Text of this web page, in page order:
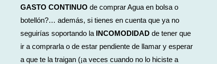
GASTOCONTINUO de comprar Agua en bolsa o
botellón?… además, si tienes en cuenta que ya no
seguirías soportando la INCOMODIDAD de tener que
ir a comprarla o de estar pendiente de llamar y esperar
a que te la traigan (¡a veces cuando no lo hiciste a